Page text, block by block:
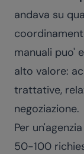
andava su
manuali puo'
alto valore:
trattative,
negoziazione.
Per
50-100